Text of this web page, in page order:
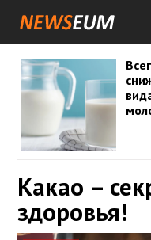
Какао –
здоровья!